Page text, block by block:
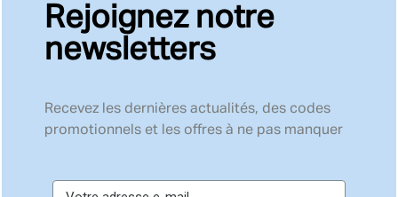
Rejoignez notre
newsletters
Recevez les dernières actualités, des codes
promotionnels et les offres à ne pas manquer